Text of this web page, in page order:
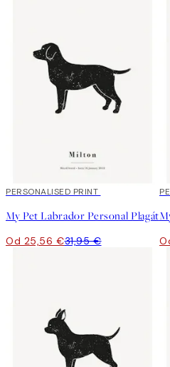
20%*
PERSONALISED PRINT
My Pet Labrador Personal Plagát
Od 25,56 €31,95 €